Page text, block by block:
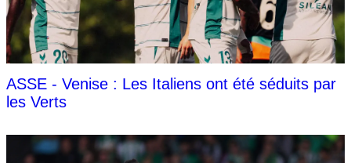
ASSE - Venise : Les Italiens ont été séduits par
les Verts